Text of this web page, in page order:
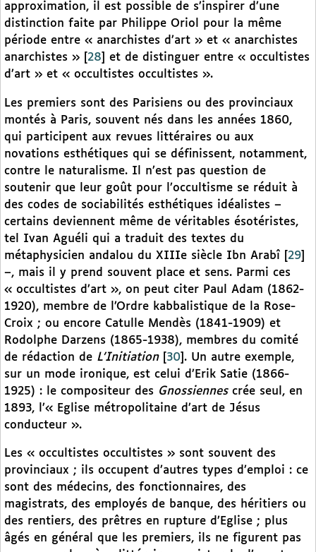
approximation, il est possible de s’inspirer d’une
distinction faite par Philippe Oriol pour la même
période entre « anarchistes d’art » et « anarchistes
anarchistes »
28
et de distinguer entre « occultistes
d’art » et « occultistes occultistes ».
Les premiers sont des Parisiens ou des provinciaux
montés à Paris, souvent nés dans les années 1860,
qui participent aux revues littéraires ou aux
novations esthétiques qui se définissent, notamment,
contre le naturalisme. Il n’est pas question de
soutenir que leur goût pour l’occultisme se réduit à
des codes de sociabilités esthétiques idéalistes –
certains deviennent même de véritables ésotéristes,
tel Ivan Aguéli qui a traduit des textes du
métaphysicien andalou du XIIIe siècle Ibn Arabî
29
–, mais il y prend souvent place et sens. Parmi ces
« occultistes d’art », on peut citer Paul Adam (1862-
1920), membre de l’Ordre kabbalistique de la Rose-
Croix ; ou encore Catulle Mendès (1841-1909) et
Rodolphe Darzens (1865-1938), membres du comité
de rédaction de L’Initiation[ 30 . Un autre exemple,
sur un mode ironique, est celui d’Erik Satie (1866-
1925) : le compositeur des Gnossiennescrée seul, en
1893, l’« Eglise métropolitaine d’art de Jésus
conducteur ».
Les « occultistes occultistes » sont souvent des
provinciaux ; ils occupent d’autres types d’emploi : ce
sont des médecins, des fonctionnaires, des
magistrats, des employés de banque, des héritiers ou
des rentiers, des prêtres en rupture d’Eglise ; plus
âgés en général que les premiers, ils ne figurent pas